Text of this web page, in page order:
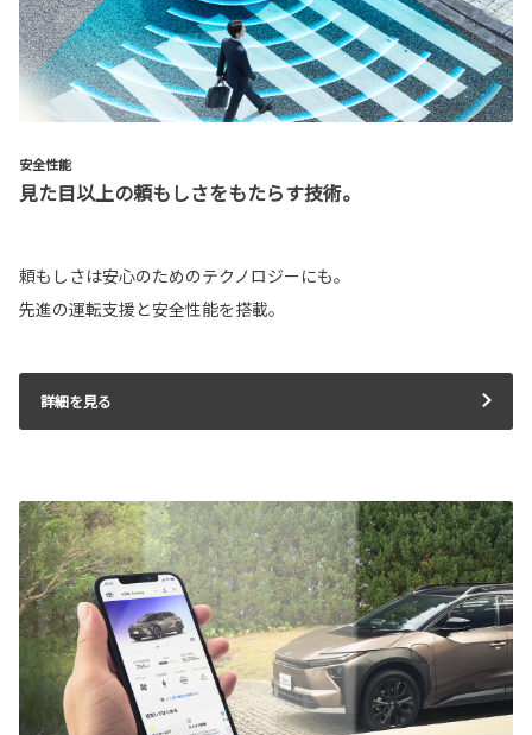
安全性能
見た目以上の頼もしさをもたらす技術。
頼もしさは安心のためのテクノロジーにも。
先進の運転支援と安全性能を搭載。
詳細を見る